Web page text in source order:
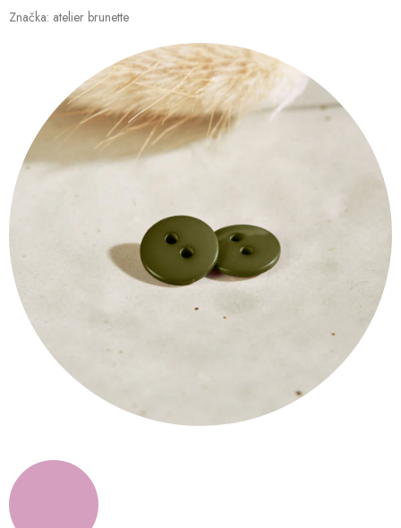
Značka: atelier brunette